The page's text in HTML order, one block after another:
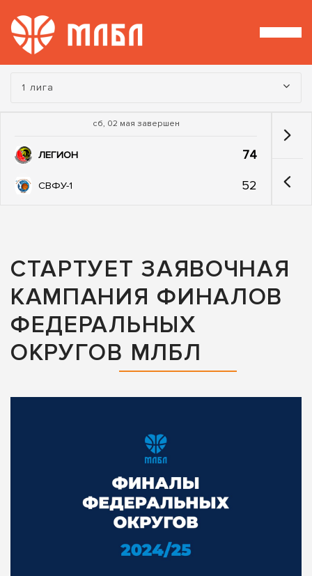
Турнир:
1 лига
сб, 02 мая завершен
ЛЕГИОН 74
СВФУ-1 52
СТАРТУЕТ ЗАЯВОЧНАЯ
КАМПАНИЯ ФИНАЛОВ
ФЕДЕРАЛЬНЫХ
ОКРУГОВ МЛБЛ